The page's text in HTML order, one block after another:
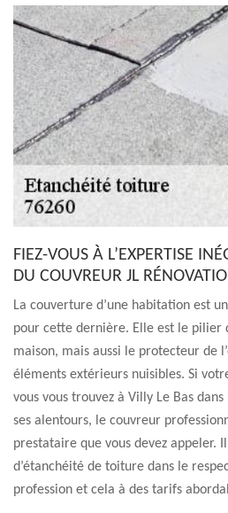
FIEZ-VOUS À L’EXPERTISE
DU COUVREUR JL
La couverture d’une habitation est
pour cette dernière. Elle est le pilier
maison, mais aussi le protecteur de
éléments extérieurs nuisibles. Si
vous vous trouvez à Villy Le Bas
ses alentours, le couvreur
prestataire que vous devez appeler.
d’étanchéité de toiture dans le
profession et cela à des tarifs